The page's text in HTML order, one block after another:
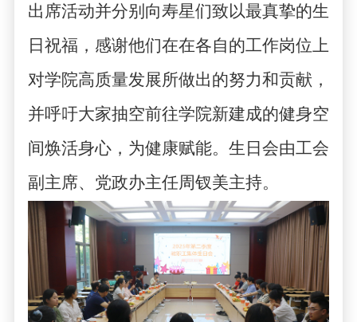
出席活动并分别向寿星们致以最真挚的生
日祝福，感谢他们在在各自的工作岗位上
对学院高质量发展所做出的努力和贡献，
并呼吁大家抽空前往学院新建成的健身空
间焕活身心，为健康赋能。生日会由工会
副主席、党政办主任周钗美主持。